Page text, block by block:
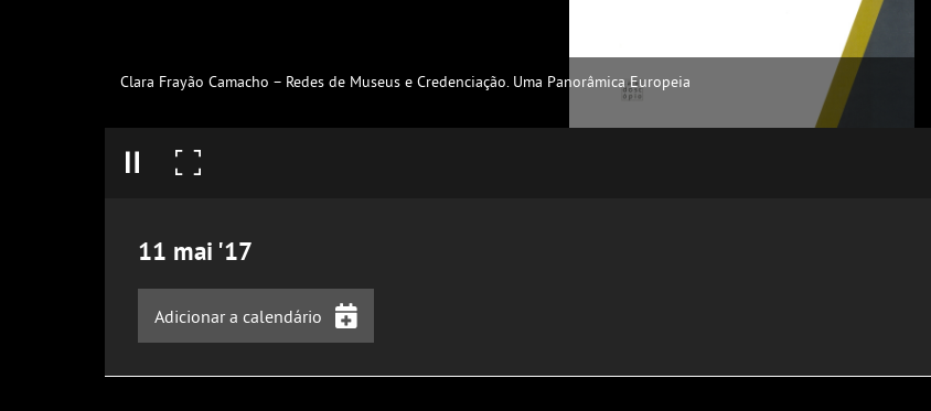
Clara Frayão Camacho – Redes de Museus e Credenciação. Uma Panorâmica Europeia
11 mai '17
Adicionar a calendário